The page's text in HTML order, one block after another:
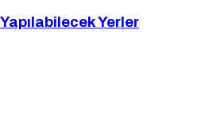
Yerler